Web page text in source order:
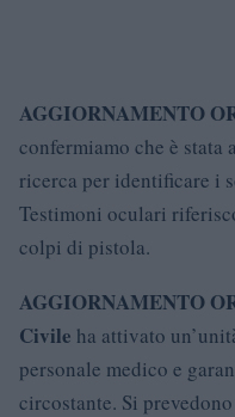
AGGIORNAMENTO
confermiamo che è stata
ricerca per identificare i
Testimoni oculari
colpi di pistola.
AGGIORNAMENTO
Civile ha attivato
personale medico e
circostante. Si